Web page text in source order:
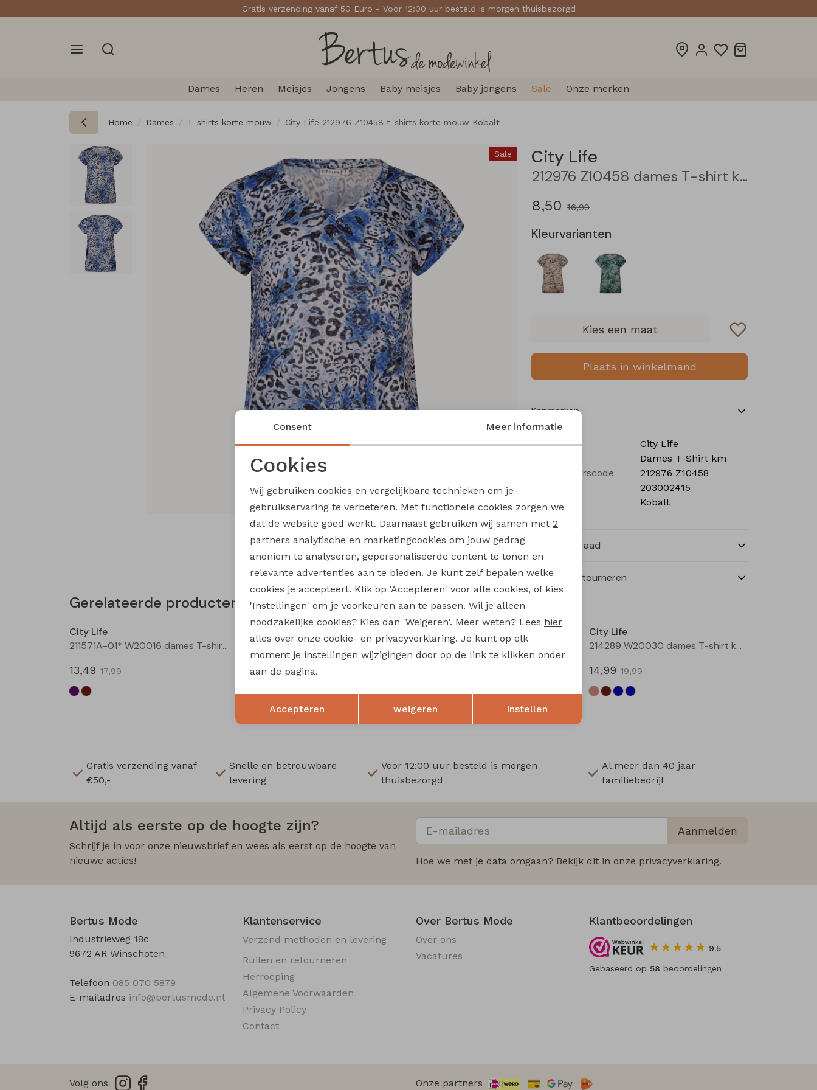
Gratis verzending vanaf 50 Euro - Voor 12:00 uur besteld is morgen thuisbezorgd
Dames Heren Meisjes Jongens Baby meisjes Baby jongens Sale Onze merken
Home Dames T-shirts korte mouw City Life 212976 Z10458 t-shirts korte mouw Kobalt
Sale City Life
212976 Z10458 dames T-shirt km Kobalt
8,50 16,99
Kleurvarianten
Kies een maat
Plaats in winkelmand
Kenmerken
Merk
City Life
Dames T-Shirt km
Leverancierscode
212976 Z10458
203002415
Kleur
Kobalt
Winkelvoorraad
Ruilen en retourneren
Gerelateerde producten
Sale
City Life
211571A-01* W20016 dames T-shirt km bruin
13,49 17,99
Sale
211571A-01* W20016 dames T-shirt km aubergine
13,49
17,99
City Life
City Life
214289 W20030 dames T-shirt km Marine
14,99 19,99
Gratis verzending vanaf
€50,-
Snelle en betrouwbare
levering
Voor 12:00 uur besteld is morgen
thuisbezorgd
Al meer dan 40 jaar
familiebedrijf
Altijd als eerste op de hoogte zijn?
Schrijf je in voor onze nieuwsbrief en wees als eerst op de hoogte van
nieuwe acties!
Aanmelden
Hoe we met je data omgaan? Bekijk dit in onze privacyverklaring.
Bertus Mode
Industrieweg 18c
9672 AR Winschoten
Telefoon 085 070 5879
E-mailadres info@bertusmode.nl
Klantenservice
Verzend methoden en levering
Ruilen en retourneren
Herroeping
Algemene Voorwaarden
Privacy Policy
Contact
Over Bertus Mode
Over ons
Vacatures
Klantbeoordelingen
9.5
Gebaseerd op 58 beoordelingen
Volg ons Onze partners
Noodzakelijke cookies
Analytische cookies Marketing cookies
Terug Opslaan
Consent Meer informatie
Cookies
Wij gebruiken cookies en vergelijkbare technieken om je
gebruikservaring te verbeteren. Met functionele cookies zorgen we
dat de website goed werkt. Daarnaast gebruiken wij samen met 2
partners analytische en marketingcookies om jouw gedrag
anoniem te analyseren, gepersonaliseerde content te tonen en
relevante advertenties aan te bieden. Je kunt zelf bepalen welke
cookies je accepteert. Klik op 'Accepteren' voor alle cookies, of kies
'Instellingen' om je voorkeuren aan te passen. Wil je alleen
noodzakelijke cookies? Kies dan 'Weigeren'. Meer weten? Lees hier
alles over onze cookie- en privacyverklaring. Je kunt op elk
moment je instellingen wijzigingen door op de link te klikken onder
aan de pagina.
Accepteren weigeren Instellen